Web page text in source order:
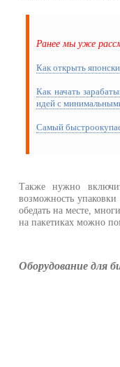
Ранее мы уже
Как открыть
Как начать
идей с
Самый
Также нужно
возможность упаковки
обедать на месте,
на пакетиках можно
Оборудование для